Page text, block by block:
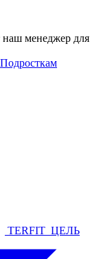
наш менеджер для
Подросткам
TERFIT_ЦЕЛЬ